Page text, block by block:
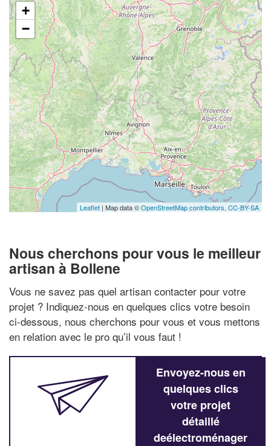
+
−
Leaflet | Map data ©OpenStreetMap contributors, CC-BY-SA
Nous cherchons pour vous le meilleur
artisan à Bollene
Vous ne savez pas quel artisan contacter pour votre
projet ? Indiquez-nous en quelques clics votre besoin
ci-dessous, nous cherchons pour vous et vous mettons
en relation avec le pro qu’il vous faut !
Envoyez-nous en
quelques clics
votre projet
détaillé
deélectroménager